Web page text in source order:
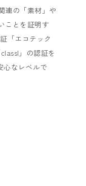
連の「素材」や
ことを証明す
「エコテック
」の認証を
心なレベルで